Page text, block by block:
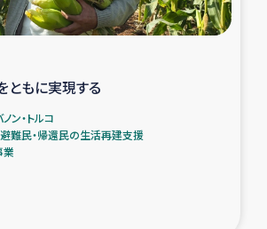
におけるシリア難民支援事業
部 スラウェシの地震・津波被災者支援
ライティブ県帰還民の生活再建支援
ともに実現する
ン・トルコ
難民・帰還民の生活再建支援
業